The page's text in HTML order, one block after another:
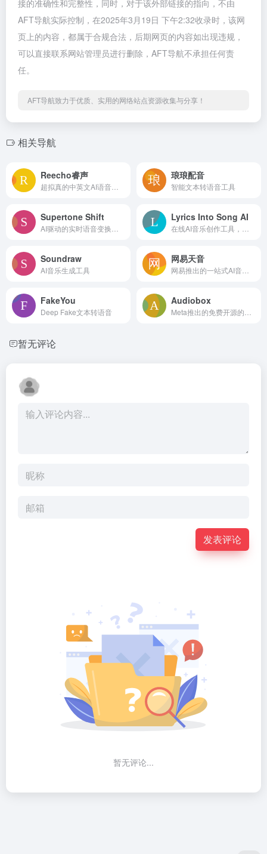
接的准确性和完整性，同时，对于该外部链接的指向，不由
AFT导航实际控制，在2025年3月19日 下午2:32收录时，该网
页上的内容，都属于合规合法，后期网页的内容如出现违规，
可以直接联系网站管理员进行删除，AFT导航不承担任何责
任。
AFT导航致力于优质、实用的网络站点资源收集与分享！
相关导航
Reecho睿声 琅琅配音
智能文本转语音工具
Supertone Shift Lyrics Into Song AI
Soundraw
AI音乐生成工具
网易天音
FakeYou
Deep Fake文本转语音
Audiobox
暂无评论
发表评论
暂无评论...